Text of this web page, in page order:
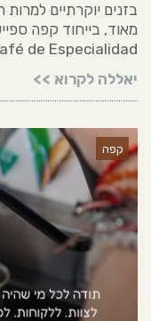
בזנים יוקרתיים למרות
מאוד, בייחוד קפה
de Especialidad
יאללה לקרוא >>
קפה